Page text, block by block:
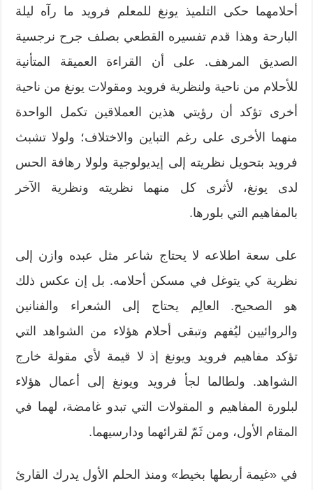
أحلامهما حكى التلميذ يونغ للمعلم فرويد ما رآه ليلة
البارحة وهذا قدم تفسيره القطعي بصلف جرح نرجسية
الصديق المرهف. على أن القراءة العميقة المتأنية
للأحلام من ناحية ولنظرية فرويد ومقولات يونغ من ناحية
أخرى تؤكد أن رؤيتي هذين العملاقين تكمل الواحدة
منهما الأخرى على رغم التباين والاختلاف؛ ولولا تشبث
فرويد بتحويل نظريته إلى إيديولوجية ولولا رهافة الحس
لدى يونغ، لأثرى كل منهما نظريته ونظرية الآخر
بالمفاهيم التي بلورها.
على سعة اطلاعه لا يحتاج شاعر مثل عبده وازن إلى
نظرية كي يتوغل في مسكن أحلامه. بل إن عكس ذلك
هو الصحيح. العالِم يحتاج إلى الشعراء والفنانين
والروائيين ليُفهم وتبقى أحلام هؤلاء من الشواهد التي
تؤكد مفاهيم فرويد ويونغ إذ لا قيمة لأي مقولة خارج
الشواهد. ولطالما لجأ فرويد ويونغ إلى أعمال هؤلاء
لبلورة المفاهيم و المقولات التي تبدو غامضة، لهما في
المقام الأول، ومن ثَمّ لقرائهما ودارسيهما.
في «غيمة أربطها بخيط» ومنذ الحلم الأول يدرك القارئ